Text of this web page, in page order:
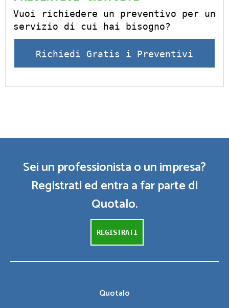
Vuoi richiedere un preventivo per un
servizio di cui hai bisogno?
Richiedi Gratis i Preventivi
Sei un professionista o un impresa?
Registrati ed entra a far parte di
Quotalo.
REGISTRATI
Quotalo